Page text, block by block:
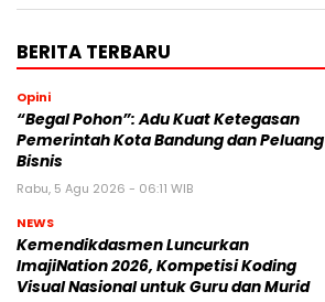
BERITA TERBARU
Opini
“Begal Pohon”: Adu Kuat Ketegasan
Pemerintah Kota Bandung dan Peluang
Bisnis
Rabu, 5 Agu 2026 - 06:11 WIB
NEWS
Kemendikdasmen Luncurkan
ImajiNation 2026, Kompetisi Koding
Visual Nasional untuk Guru dan Murid